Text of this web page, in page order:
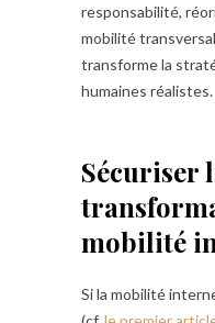
responsabilité,
mobilité
transforme la
humaines réalistes.
Sécuriser
mobilité
Si la mobilité